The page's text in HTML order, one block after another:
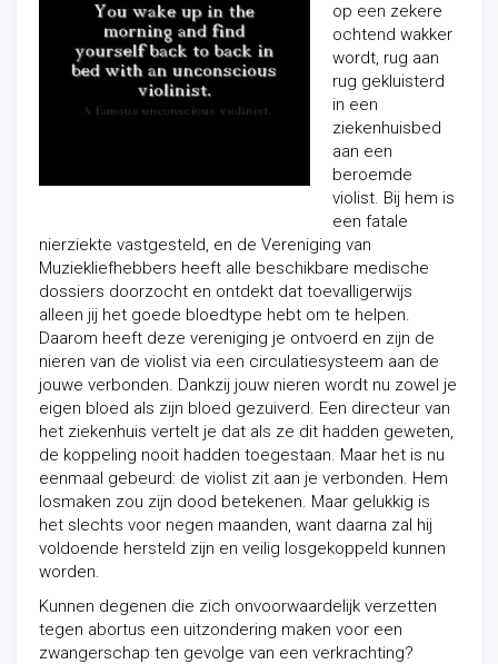
op een zekere
ochtend wakker
wordt, rug aan
rug gekluisterd
in een
ziekenhuisbed
aan een
beroemde
violist. Bij hem is
een fatale
nierziekte vastgesteld, en de Vereniging van
Muziekliefhebbers heeft alle beschikbare medische
dossiers doorzocht en ontdekt dat toevalligerwijs
alleen jij het goede bloedtype hebt om te helpen.
Daarom heeft deze vereniging je ontvoerd en zijn de
nieren van de violist via een circulatiesysteem aan de
jouwe verbonden. Dankzij jouw nieren wordt nu zowel je
eigen bloed als zijn bloed gezuiverd. Een directeur van
het ziekenhuis vertelt je dat als ze dit hadden geweten,
de koppeling nooit hadden toegestaan. Maar het is nu
eenmaal gebeurd: de violist zit aan je verbonden. Hem
losmaken zou zijn dood betekenen. Maar gelukkig is
het slechts voor negen maanden, want daarna zal hij
voldoende hersteld zijn en veilig losgekoppeld kunnen
worden.
Kunnen degenen die zich onvoorwaardelijk verzetten
tegen abortus een uitzondering maken voor een
zwangerschap ten gevolge van een verkrachting?